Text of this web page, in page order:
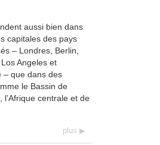
aussi bien dans
capitales des pays
– Londres, Berlin,
Angeles et
– que dans des
le Bassin de
l’Afrique centrale et de
plus